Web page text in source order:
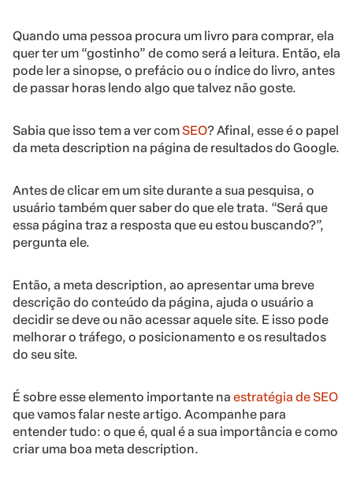
Quando uma pessoa procura um livro para comprar, ela
quer ter um “gostinho” de como será a leitura. Então, ela
pode ler a sinopse, o prefácio ou o índice do livro, antes
de passar horas lendo algo que talvez não goste.
Sabia que isso tem a ver comSEO? Afinal, esse é o papel
da meta description na página de resultados do Google.
Antes de clicar em um site durante a sua pesquisa, o
usuário também quer saber do que ele trata. “Será que
essa página traz a resposta que eu estou buscando?”,
pergunta ele.
Então, a meta description, ao apresentar uma breve
descrição do conteúdo da página, ajuda o usuário a
decidir se deve ou não acessar aquele site. E isso pode
melhorar o tráfego, o posicionamento e os resultados
do seu site.
É sobre esse elemento importante na estratégia de SEO
que vamos falar neste artigo. Acompanhe para
entender tudo: o que é, qual é a sua importância e como
criar uma boa meta description.